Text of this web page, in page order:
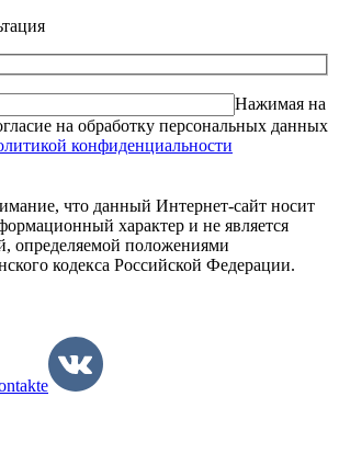
Нажимая на
на обработку персональных данных
конфиденциальности
что данный Интернет-сайт носит
характер и не является
определяемой положениями
кодекса Российской Федерации.